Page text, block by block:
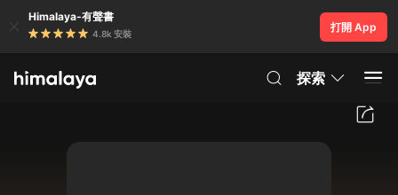
Himalaya-有聲書
4.8k 安裝
打開 App
探索